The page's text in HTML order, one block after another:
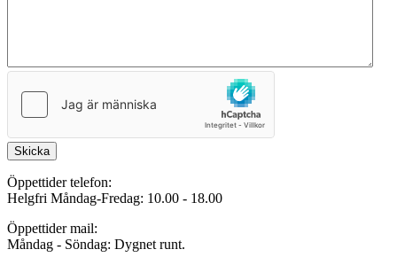
Skicka
Öppettider telefon:
Helgfri Måndag-Fredag: 10.00 - 18.00
Öppettider mail:
Måndag - Söndag: Dygnet runt.